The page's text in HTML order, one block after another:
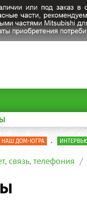
НАШ ДОМ-ЮГРА .
связь, телефония